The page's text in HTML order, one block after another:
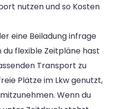
nutzen und so Kosten
eine Beiladung infrage
flexible Zeitpläne hast
Transport zu
Plätze im Lkw genutzt,
Wenn du